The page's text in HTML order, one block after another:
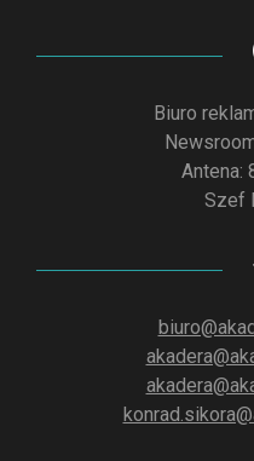
Biuro
Antena:
Szef